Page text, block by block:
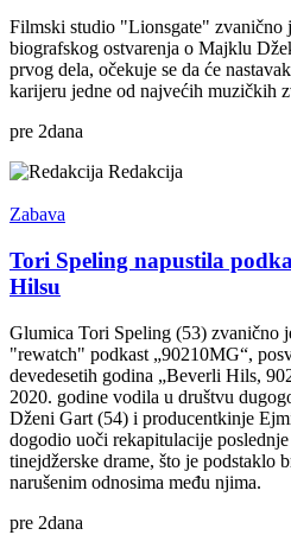
Filmski studio "Lionsgate" zvanično
biografskog ostvarenja o Majklu
prvog dela, očekuje se da će
karijeru jedne od najvećih muzičkih
pre 2dana
Redakcija
Zabava
Tori Speling napustila
Hilsu
Glumica Tori Speling (53) zvanično
"rewatch" podkast „90210MG“,
devedesetih godina „Beverli Hils,
2020. godine vodila u društvu
Dženi Gart (54) i producentkinje
dogodio uoči rekapitulacije
tinejdžerske drame, što je podstaklo
narušenim odnosima među njima.
pre 2dana